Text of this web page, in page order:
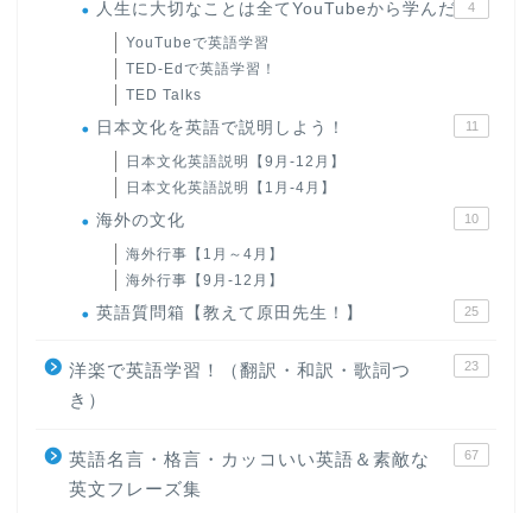
人生に大切なことは全てYouTubeから学んだ 4
YouTubeで英語学習
TED-Edで英語学習！
TED Talks
日本文化を英語で説明しよう！ 11
日本文化英語説明【9月-12月】
日本文化英語説明【1月-4月】
海外の文化 10
海外行事【1月～4月】
海外行事【9月-12月】
英語質問箱【教えて原田先生！】 25
洋楽で英語学習！（翻訳・和訳・歌詞つ
き）
23
英語名言・格言・カッコいい英語＆素敵な
英文フレーズ集
67